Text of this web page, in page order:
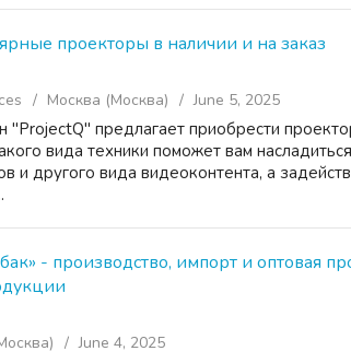
проекторы в наличии и на заказ
Москва (Москва) June 5, 2025
"ProjectQ" предлагает приобрести
вида техники поможет вам
и другого вида видеоконтента, а
- производство, импорт и оптовая
June 4, 2025